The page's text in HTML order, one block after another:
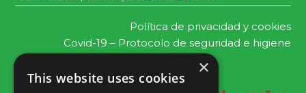
Política de privacidad y cookies
Covid-19 – Protocolo de seguridad e higiene
×
This website uses cookies